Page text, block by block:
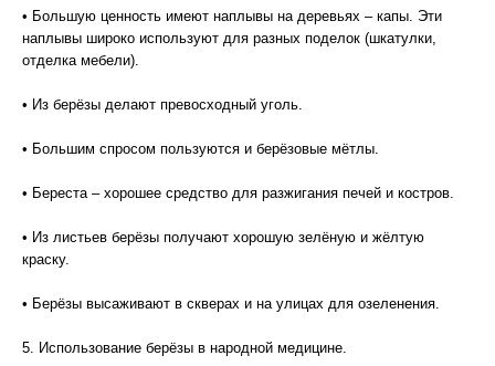
• Большую ценность имеют наплывы на деревьях – капы. Эти
наплывы широко используют для разных поделок (шкатулки,
отделка мебели).
• Из берёзы делают превосходный уголь.
• Большим спросом пользуются и берёзовые мётлы.
• Береста – хорошее средство для разжигания печей и костров.
• Из листьев берёзы получают хорошую зелёную и жёлтую
краску.
• Берёзы высаживают в скверах и на улицах для озеленения.
5. Использование берёзы в народной медицине.